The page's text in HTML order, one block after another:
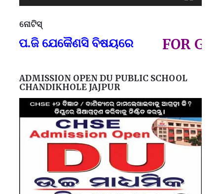
ନୋଟିସ୍
ଯେକୈଣସି ବିଷୟରେ FOR GOVT
ADMISSION OPEN DU PUBLIC SCHOOL
CHANDIKHOLE JAJPUR